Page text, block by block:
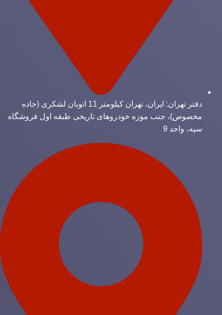
دفتر تهران: ایران، تهران کیلومتر 11 اتوبان لشکری (جاده
مخصوص)، جنب موزه خودروهای تاریخی طبقه اول فروشگاه
سپه، واحد 9